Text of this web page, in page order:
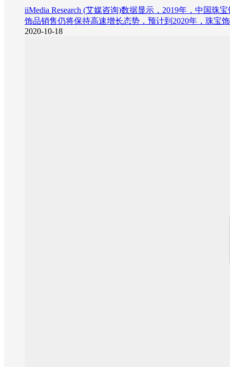
iiMedia Research (艾媒咨询)数据显示，2019年，中国
饰品销售仍将保持高速增长态势，预计到2020年，珠宝
2020-10-18